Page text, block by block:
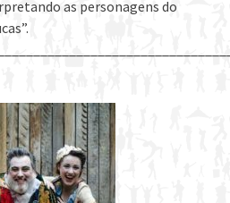
as personagens do